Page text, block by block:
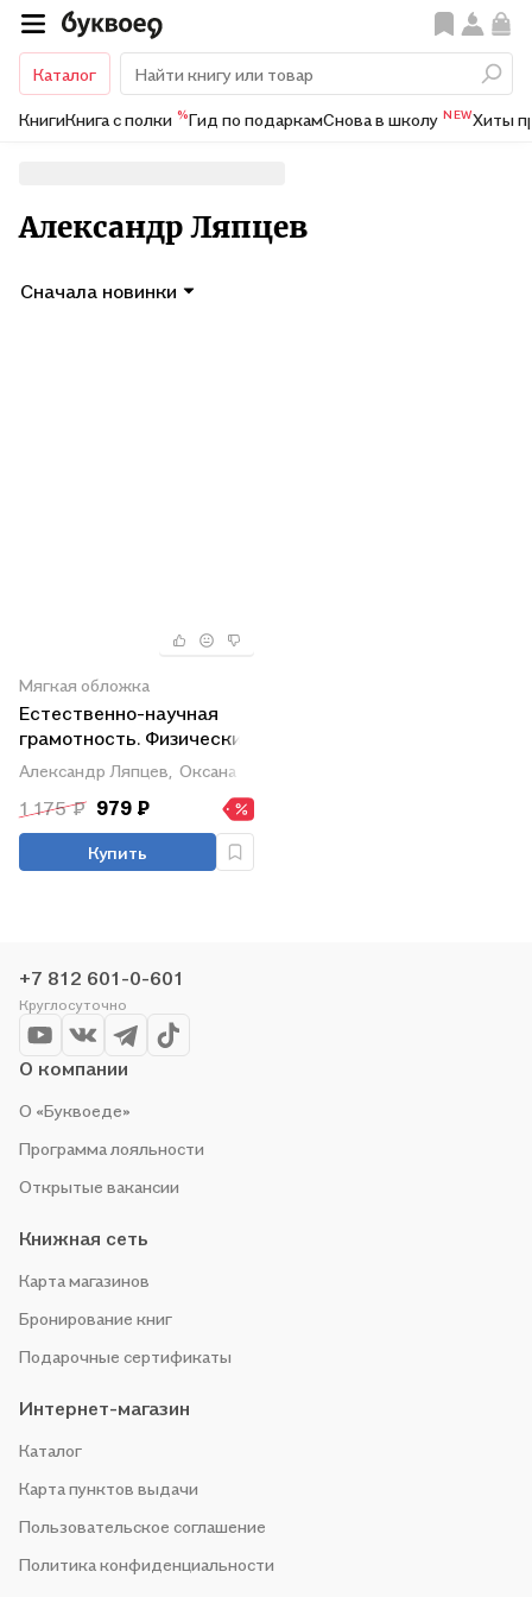
Каталог
КнигиКнига с полки %Гид по подаркамСнова в школу NEWХиты
Александр Ляпцев
Сначала новинки
Мягкая обложка
Естественно-научная
грамотность. Физические
системы. Тренажер. 7-9
классы. Учебное пособие
для
общеобразовательных
организаций
Александр Ляпцев, Оксана Абдулаева
1 175 ₽ 979 ₽
Купить
+7 812 601-0-601
Круглосуточно
О компании
О «Буквоеде»
Программа лояльности
Открытые вакансии
Книжная сеть
Карта магазинов
Бронирование книг
Подарочные сертификаты
Интернет-магазин
Каталог
Карта пунктов выдачи
Пользовательское соглашение
Политика конфиденциальности